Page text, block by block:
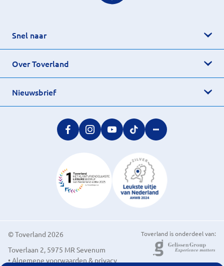
Snel naar
Over Toverland
Nieuwsbrief
© Toverland 2026
Toverlaan 2, 5975 MR Sevenum
• Algemene voorwaarden & privacy
Toverland is onderdeel van: